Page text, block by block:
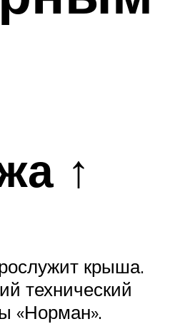
↑
крыша.
технический
«Норман».